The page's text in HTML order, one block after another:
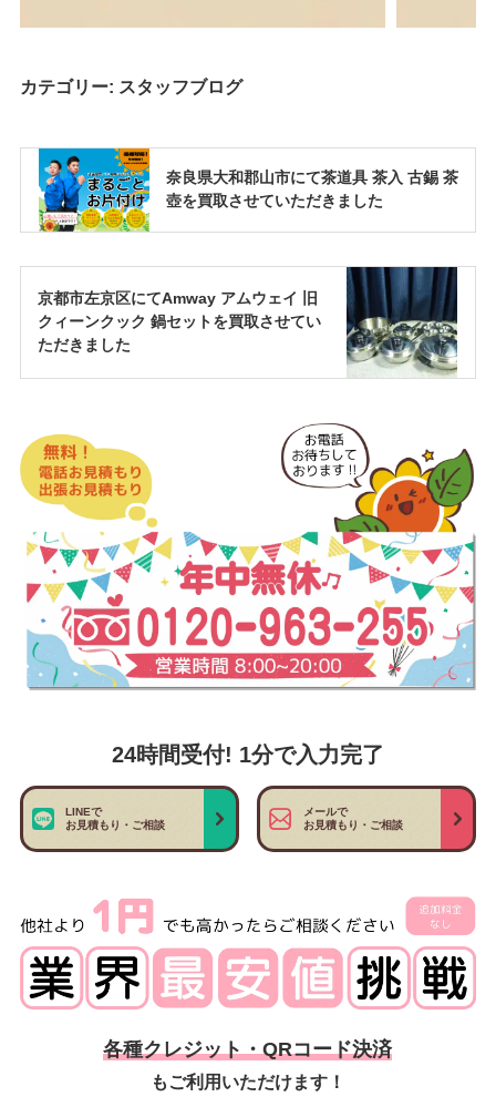
カテゴリー: スタッフブログ
奈良県大和郡山市にて茶道具 茶入 古錫 茶
壺を買取させていただきました
京都市左京区にてAmway アムウェイ 旧
クィーンクック 鍋セットを買取させてい
ただきました
24時間受付! 1分で入力完了
LINEで
お見積もり・ご相談
メールで
お見積もり・ご相談
各種クレジット・QRコード決済
もご利用いただけます！